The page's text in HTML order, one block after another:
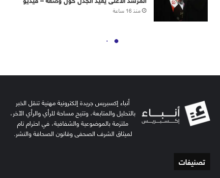
أنباء إكسبريس جريدة إلكترونية مهنية تنقل الخبر
بالتحليل والمتابعة، وتتيح مساحة للرأي والرأي الآخر،
ملتزمة بالموضوعية والشفافية، في احترام تام
لميثاق الشرف الصحفي وقانون الصحافة والنشر.
تصنيفات